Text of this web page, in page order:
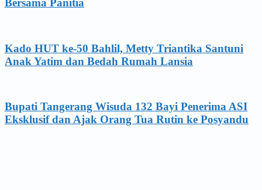
Bersama Panitia
Kado HUT ke-50 Bahlil, Metty Triantika Santuni
Anak Yatim dan Bedah Rumah Lansia
Bupati Tangerang Wisuda 132 Bayi Penerima ASI
Eksklusif dan Ajak Orang Tua Rutin ke Posyandu